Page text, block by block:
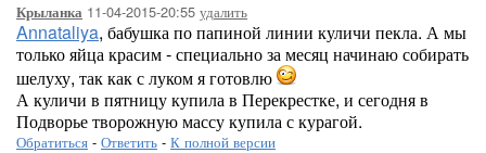
Крыланка 11-04-2015-20:55 удалить
Annataliya, бабушка по папиной линии куличи пекла. А мы
только яйца красим - специально за месяц начинаю собирать
шелуху, так как с луком я готовлю
А куличи в пятницу купила в Перекрестке, и сегодня в
Подворье творожную массу купила с курагой.
Обратиться - Ответить - К полной версии